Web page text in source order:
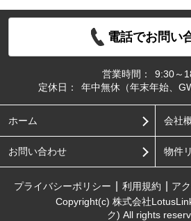
電話でお問い
営業時間：
9:30～
定休日：
年中無休（年末年始、
ホーム 会社
お問い合わせ 物件
プライバシーポリシー 利用規約 ア
Copyright(c) 株式会社
ク) All rights